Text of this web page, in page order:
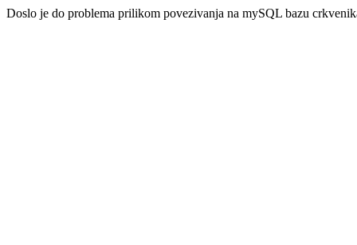
Doslo je do problema prilikom povezivanja na mySQL bazu